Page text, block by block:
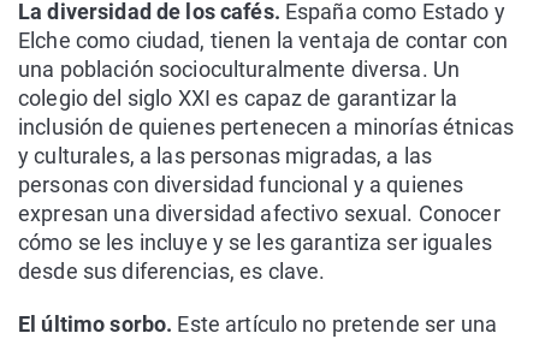
La diversidad de los cafés. España como Estado y
Elche como ciudad, tienen la ventaja de contar con
una población socioculturalmente diversa. Un
colegio del siglo XXI es capaz de garantizar la
inclusión de quienes pertenecen a minorías étnicas
y culturales, a las personas migradas, a las
personas con diversidad funcional y a quienes
expresan una diversidad afectivo sexual. Conocer
cómo se les incluye y se les garantiza ser iguales
desde sus diferencias, es clave.
El último sorbo. Este artículo no pretende ser una